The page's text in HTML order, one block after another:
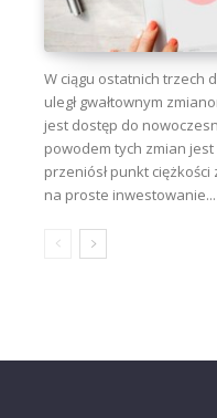
W ciągu ostatnich trzech
uległ gwałtownym
jest dostęp do
powodem tych zmian
przeniósł punkt
na proste inwestowanie...